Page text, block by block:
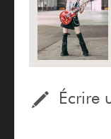
Écrire